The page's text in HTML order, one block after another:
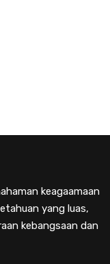
keagaamaan
yang luas,
kebangsaan dan